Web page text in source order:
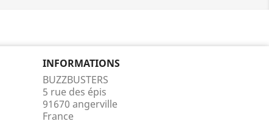
INFORMATIONS
BUZZBUSTERS
5 rue des épis
91670 angerville
France